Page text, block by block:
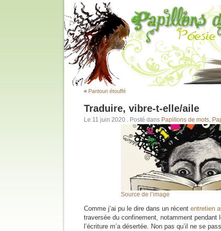
« Pantoun étouffé
Traduire, vibre-t-elle/aile
Le 11 juin 2020 . Posté dans Papillons de mots,
Source de l’image
Comme j’ai pu le dire dans un récent entretien
traversée du confinement, notamment pendant
l’écriture m’a désertée. Non pas qu’il ne se